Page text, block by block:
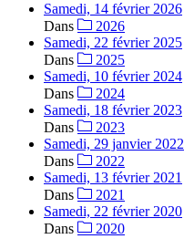
Samedi, 14 février 2026
Dans
2026
Samedi, 22 février 2025
Dans
2025
Samedi, 10 février 2024
Dans
2024
Samedi, 18 février 2023
Dans
2023
Samedi, 29 janvier 2022
Dans
2022
Samedi, 13 février 2021
Dans
2021
Samedi, 22 février 2020
Dans
2020